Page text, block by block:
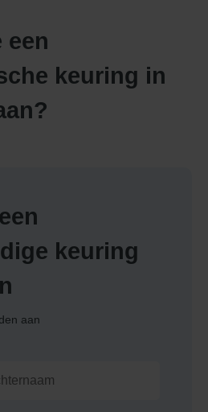
een
keuring in
keuring
aan